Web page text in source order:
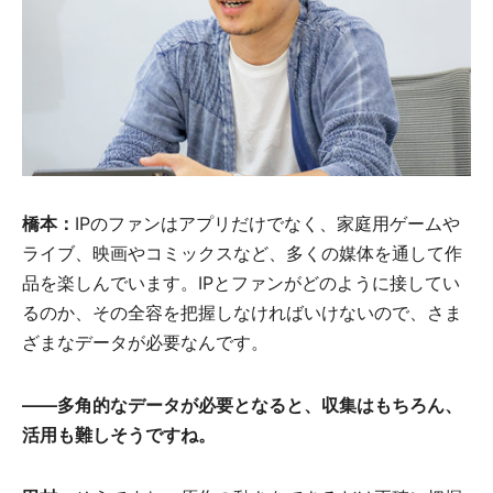
橋本： IPのファンはアプリだけでなく、家庭用ゲームや
ライブ、映画やコミックスなど、多くの媒体を通して作
品を楽しんでいます。IPとファンがどのように接してい
るのか、その全容を把握しなければいけないので、さま
ざまなデータが必要なんです。
――多角的なデータが必要となると、収集はもちろん、
活用も難しそうですね。